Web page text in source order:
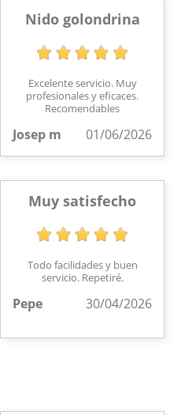
Nido golondrina
Excelente servicio. Muy
profesionales y eficaces.
Recomendables
Josep m 01/06/2026
Muy satisfecho
Todo facilidades y buen
servicio. Repetiré.
Pepe 30/04/2026